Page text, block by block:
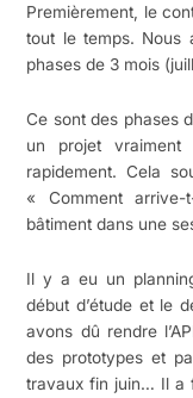
Premièrement, le
tout le temps. Nous
phases de 3 mois
Ce sont des phases
un projet vraiment
rapidement. Cela
« Comment
bâtiment dans une
Il y a eu un
début d’étude et le
avons dû rendre
des prototypes et
travaux fin juin… Il a